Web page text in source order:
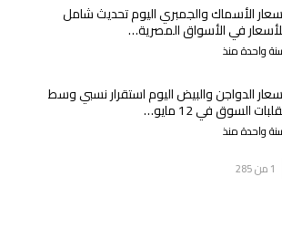
الأسماك والجمبري اليوم تحديث شامل
في الأسواق المصرية…
واحدة منذ
الدواجن والبيض اليوم استقرار نسبي وسط
السوق في 12 مايو…
واحدة منذ
1 من 285